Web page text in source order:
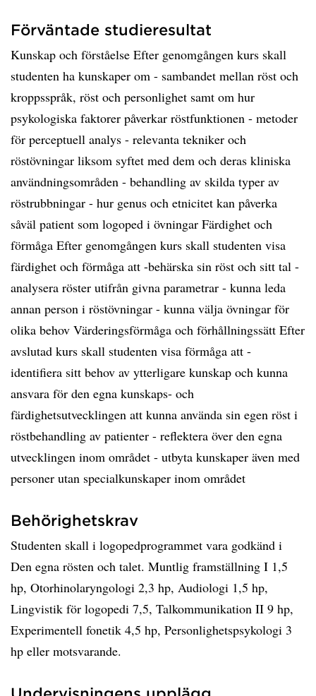
Förväntade studieresultat
Kunskap och förståelse Efter genomgången kurs skall
studenten ha kunskaper om - sambandet mellan röst och
kroppsspråk, röst och personlighet samt om hur
psykologiska faktorer påverkar röstfunktionen - metoder
för perceptuell analys - relevanta tekniker och
röstövningar liksom syftet med dem och deras kliniska
användningsområden - behandling av skilda typer av
röstrubbningar - hur genus och etnicitet kan påverka
såväl patient som logoped i övningar Färdighet och
förmåga Efter genomgången kurs skall studenten visa
färdighet och förmåga att -behärska sin röst och sitt tal -
analysera röster utifrån givna parametrar - kunna leda
annan person i röstövningar - kunna välja övningar för
olika behov Värderingsförmåga och förhållningssätt Efter
avslutad kurs skall studenten visa förmåga att -
identifiera sitt behov av ytterligare kunskap och kunna
ansvara för den egna kunskaps- och
färdighetsutvecklingen att kunna använda sin egen röst i
röstbehandling av patienter - reflektera över den egna
utvecklingen inom området - utbyta kunskaper även med
personer utan specialkunskaper inom området
Behörighetskrav
Studenten skall i logopedprogrammet vara godkänd i
Den egna rösten och talet. Muntlig framställning I 1,5
hp, Otorhinolaryngologi 2,3 hp, Audiologi 1,5 hp,
Lingvistik för logopedi 7,5, Talkommunikation II 9 hp,
Experimentell fonetik 4,5 hp, Personlighetspsykologi 3
hp eller motsvarande.